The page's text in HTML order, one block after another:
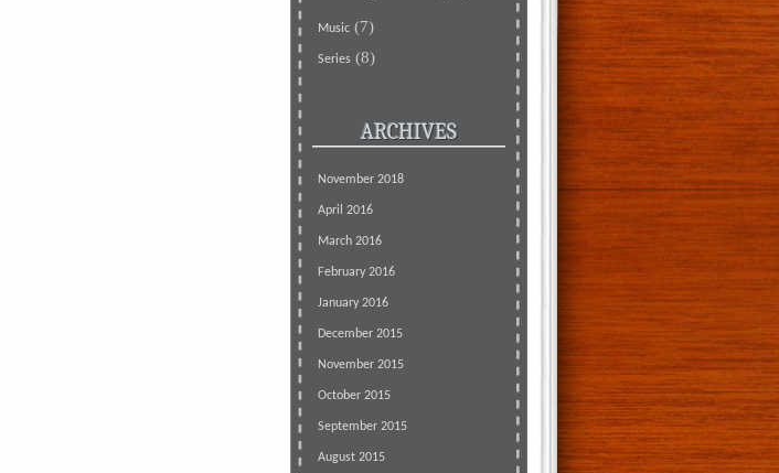
Music(7)
Series(8)
ARCHIVES
November 2018
April 2016
March 2016
February 2016
January 2016
December 2015
November 2015
October 2015
September 2015
August 2015